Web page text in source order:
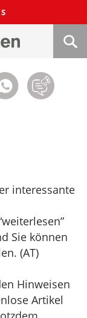
interessante
Sie können
(AT)
Hinweisen
Artikel